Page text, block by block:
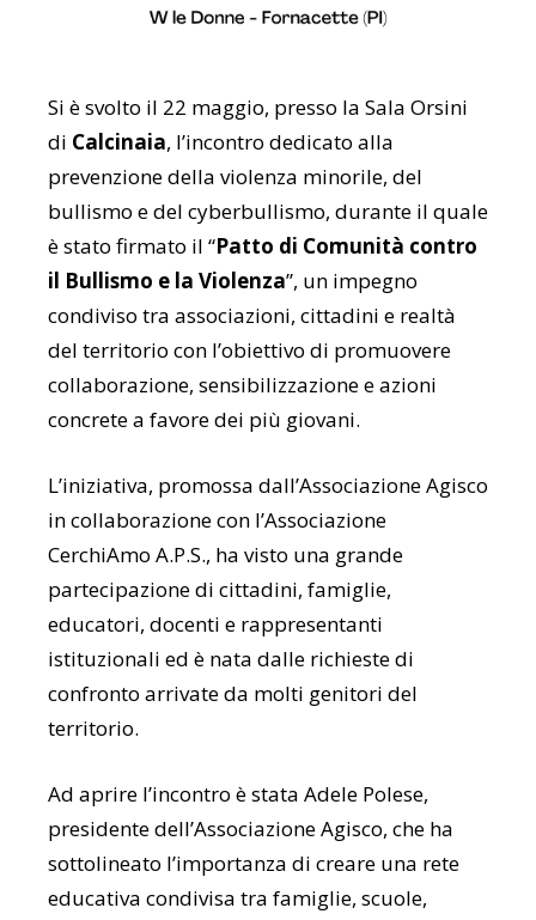
Si è svolto il 22 maggio, presso la Sala Orsini
di Calcinaia, l’incontro dedicato alla
prevenzione della violenza minorile, del
bullismo e del cyberbullismo, durante il quale
è stato firmato il “Patto di Comunità contro
il Bullismo e la Violenza”, un impegno
condiviso tra associazioni, cittadini e realtà
del territorio con l’obiettivo di promuovere
collaborazione, sensibilizzazione e azioni
concrete a favore dei più giovani.
L’iniziativa, promossa dall’Associazione Agisco
in collaborazione con l’Associazione
CerchiAmo A.P.S., ha visto una grande
partecipazione di cittadini, famiglie,
educatori, docenti e rappresentanti
istituzionali ed è nata dalle richieste di
confronto arrivate da molti genitori del
territorio.
Ad aprire l’incontro è stata Adele Polese,
presidente dell’Associazione Agisco, che ha
sottolineato l’importanza di creare una rete
educativa condivisa tra famiglie, scuole,